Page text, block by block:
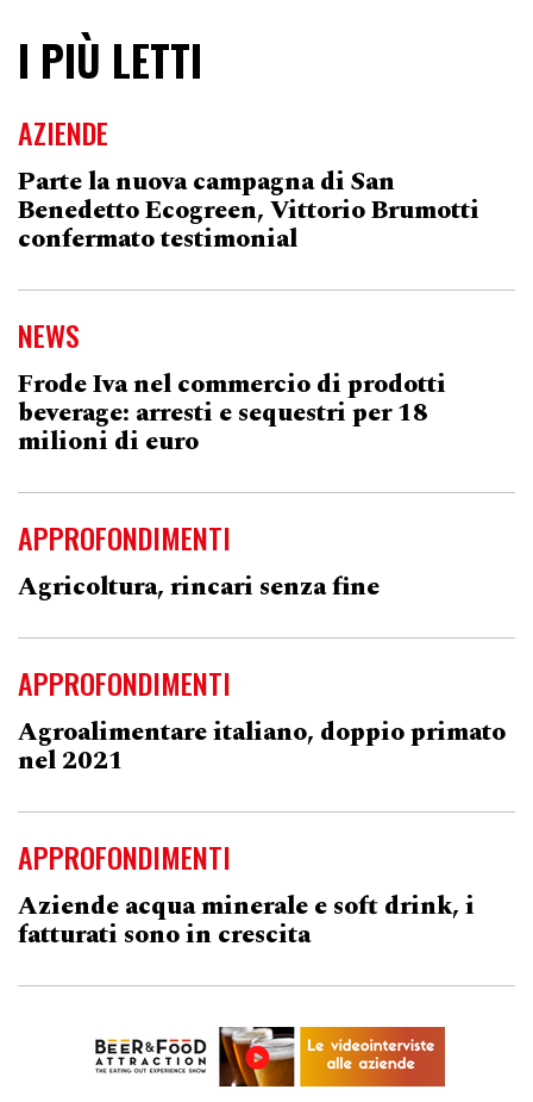
I PIÙ LETTI
AZIENDE
Parte la nuova campagna di San
Benedetto Ecogreen, Vittorio Brumotti
confermato testimonial
NEWS
Frode Iva nel commercio di prodotti
beverage: arresti e sequestri per 18
milioni di euro
APPROFONDIMENTI
Agricoltura, rincari senza fine
APPROFONDIMENTI
Agroalimentare italiano, doppio primato
nel 2021
APPROFONDIMENTI
Aziende acqua minerale e soft drink, i
fatturati sono in crescita